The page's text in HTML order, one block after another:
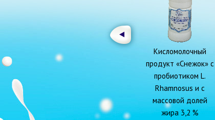
Кисломолочный
продукт «Снежок» с
пробиотиком L.
Rhamnosus и с
массовой долей
жира 3,2 %